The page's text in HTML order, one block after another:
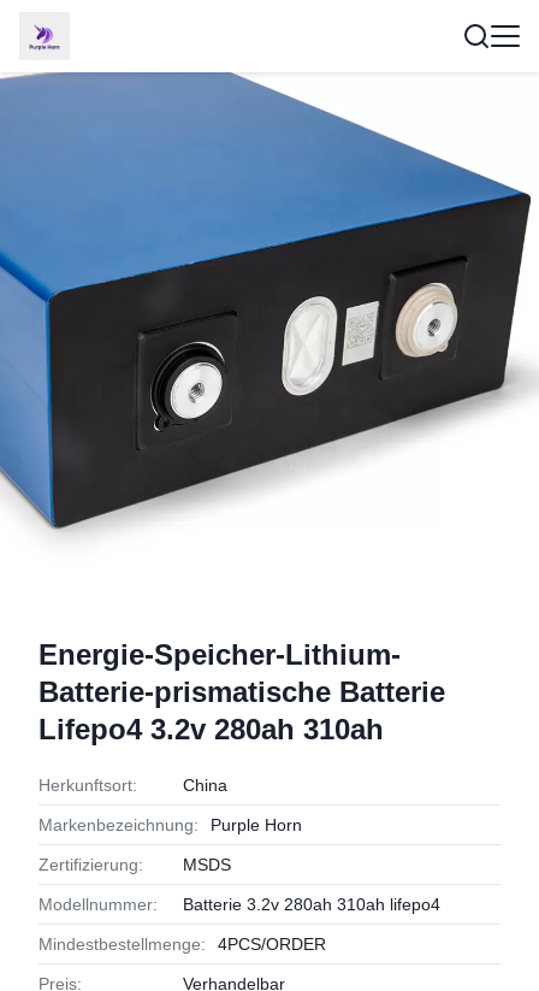
Energie-Speicher-Lithium-
Batterie-prismatische Batterie
Lifepo4 3.2v 280ah 310ah
Herkunftsort: China
Markenbezeichnung: Purple Horn
Zertifizierung: MSDS
Modellnummer: Batterie 3.2v 280ah 310ah lifepo4
Mindestbestellmenge: 4PCS/ORDER
Preis: Verhandelbar